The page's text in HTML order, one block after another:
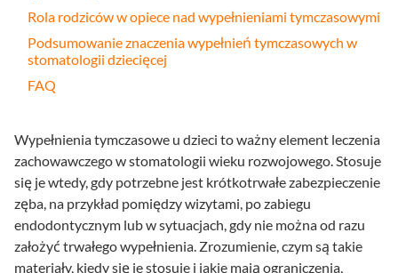
Rola rodziców w opiece nad wypełnieniami tymczasowymi
Podsumowanie znaczenia wypełnień tymczasowych w
stomatologii dziecięcej
FAQ
Wypełnienia tymczasowe u dzieci to ważny element leczenia
zachowawczego w stomatologii wieku rozwojowego. Stosuje
się je wtedy, gdy potrzebne jest krótkotrwałe zabezpieczenie
zęba, na przykład pomiędzy wizytami, po zabiegu
endodontycznym lub w sytuacjach, gdy nie można od razu
założyć trwałego wypełnienia. Zrozumienie, czym są takie
materiały, kiedy się je stosuje i jakie mają ograniczenia,